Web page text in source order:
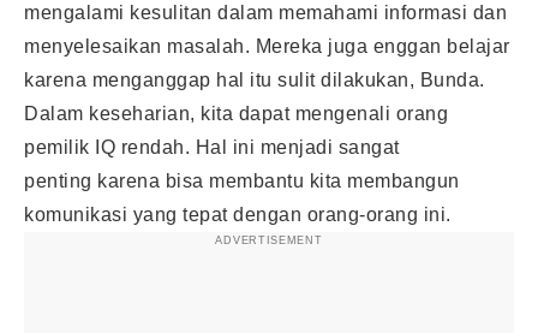
mengalami kesulitan dalam memahami informasi dan
menyelesaikan masalah. Mereka juga enggan belajar
karena menganggap hal itu sulit dilakukan, Bunda.
Dalam keseharian, kita dapat mengenali orang
pemilik IQ rendah. Hal ini menjadi sangat
penting karena bisa membantu kita membangun
komunikasi yang tepat dengan orang-orang ini.
ADVERTISEMENT